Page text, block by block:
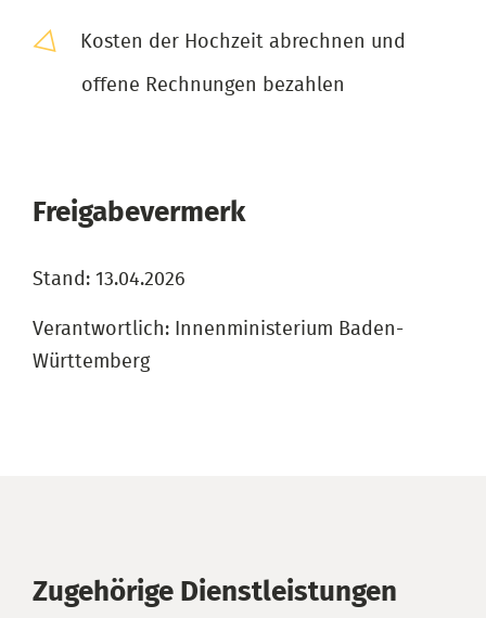
Kosten der Hochzeit abrechnen und
offene Rechnungen bezahlen
Freigabevermerk
Stand: 13.04.2026
Verantwortlich: Innenministerium Baden-
Württemberg
Zugehörige Dienstleistungen